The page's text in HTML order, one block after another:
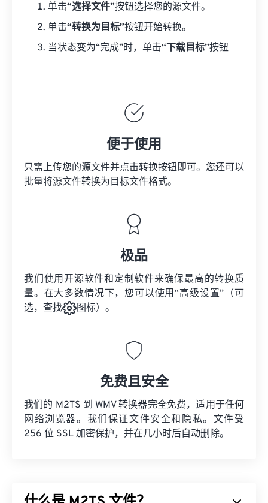
单击“选择文件”按钮选择您的源文件。
单击“转换为目标”按钮开始转换。
当状态变为“完成”时，单击“下载目标”按钮
便于使用
只需上传您的源文件并点击转换按钮即可。您还可以
批量将源文件转换为目标文件格式。
极品
我们使用开源软件和定制软件来确保最高的转换质
量。在大多数情况下，您可以使用“高级设置”（可
选，查找
图标）。
免费且安全
我们的 M2TS 到 WMV 转换器完全免费，适用于任何
网络浏览器。我们保证文件安全和隐私。文件受
256 位 SSL 加密保护，并在几小时后自动删除。